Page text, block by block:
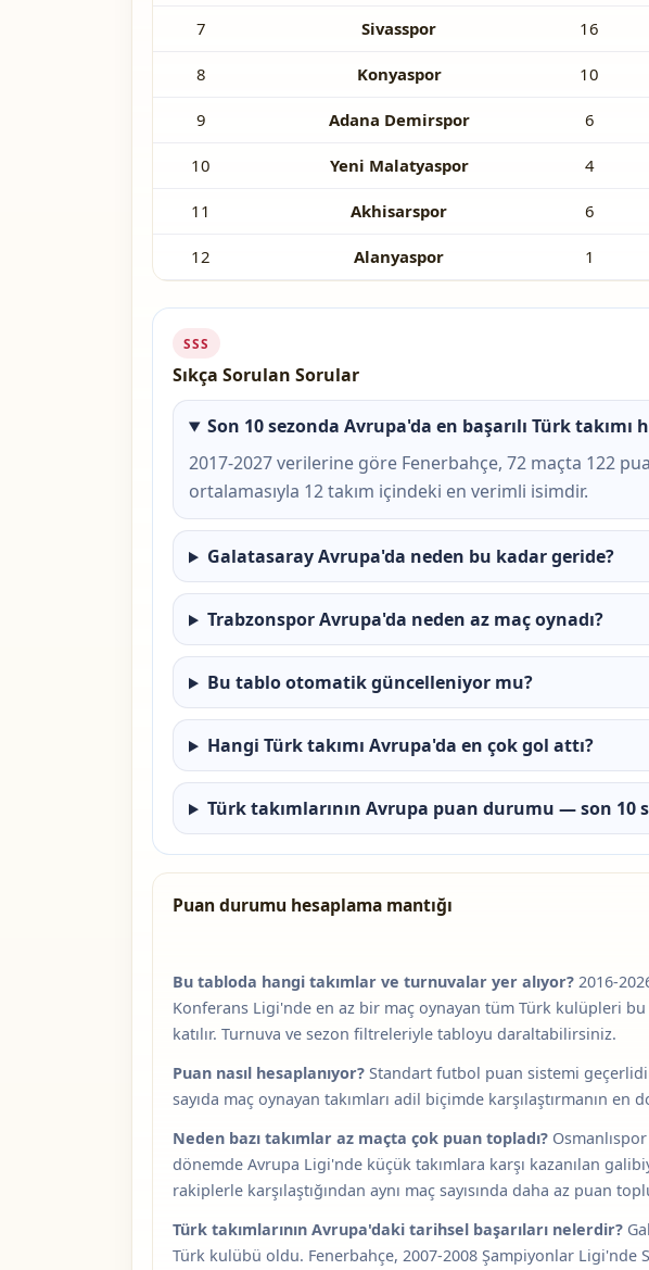
7 Sivasspor 16
8 Konyaspor 10
9 Adana Demirspor 6
10 Yeni Malatyaspor 4
11 Akhisarspor 6
12 Alanyaspor 1
SSS
Sıkça Sorulan Sorular
Son 10 sezonda Avrupa'da en başarılı Türk takımı
2017-2027 verilerine göre Fenerbahçe, 72 maçta 122
ortalamasıyla 12 takım içindeki en verimli isimdir.
Galatasaray Avrupa'da neden bu kadar geride?
Trabzonspor Avrupa'da neden az maç oynadı?
Bu tablo otomatik güncelleniyor mu?
Hangi Türk takımı Avrupa'da en çok gol attı?
Türk takımlarının Avrupa puan durumu — son 10
Puan durumu hesaplama mantığı
Bu tabloda hangi takımlar ve turnuvalar yer alıyor?2016-
Konferans Ligi'nde en az bir maç oynayan tüm Türk kulüpleri bu
katılır. Turnuva ve sezon filtreleriyle tabloyu daraltabilirsiniz.
Puan nasıl hesaplanıyor?Standart futbol puan sistemi
sayıda maç oynayan takımları adil biçimde karşılaştırmanın en
Neden bazı takımlar az maçta çok puan topladı?
dönemde Avrupa Ligi'nde küçük takımlara karşı kazanılan
rakiplerle karşılaştığından aynı maç sayısında daha az puan
Türk takımlarının Avrupa'daki tarihsel başarıları nelerdir?
Türk kulübü oldu. Fenerbahçe, 2007-2008 Şampiyonlar